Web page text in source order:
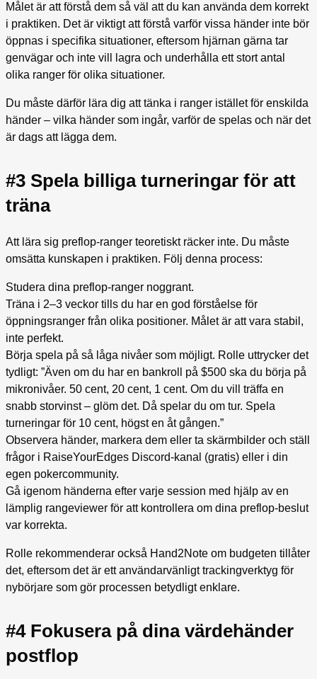
Målet är att förstå dem så väl att du kan använda dem korrekt
i praktiken. Det är viktigt att förstå varför vissa händer inte bör
öppnas i specifika situationer, eftersom hjärnan gärna tar
genvägar och inte vill lagra och underhålla ett stort antal
olika ranger för olika situationer.
Du måste därför lära dig att tänka i ranger istället för enskilda
händer – vilka händer som ingår, varför de spelas och när det
är dags att lägga dem.
#3 Spela billiga turneringar för att
träna
Att lära sig preflop-ranger teoretiskt räcker inte. Du måste
omsätta kunskapen i praktiken. Följ denna process:
Studera dina preflop-ranger noggrant.
Träna i 2–3 veckor tills du har en god förståelse för
öppningsranger från olika positioner. Målet är att vara stabil,
inte perfekt.
Börja spela på så låga nivåer som möjligt. Rolle uttrycker det
tydligt: ”Även om du har en bankroll på $500 ska du börja på
mikronivåer. 50 cent, 20 cent, 1 cent. Om du vill träffa en
snabb storvinst – glöm det. Då spelar du om tur. Spela
turneringar för 10 cent, högst en åt gången.”
Observera händer, markera dem eller ta skärmbilder och ställ
frågor i RaiseYourEdges Discord-kanal (gratis) eller i din
egen pokercommunity.
Gå igenom händerna efter varje session med hjälp av en
lämplig rangeviewer för att kontrollera om dina preflop-beslut
var korrekta.
Rolle rekommenderar också Hand2Note om budgeten tillåter
det, eftersom det är ett användarvänligt trackingverktyg för
nybörjare som gör processen betydligt enklare.
#4 Fokusera på dina värdehänder
postflop